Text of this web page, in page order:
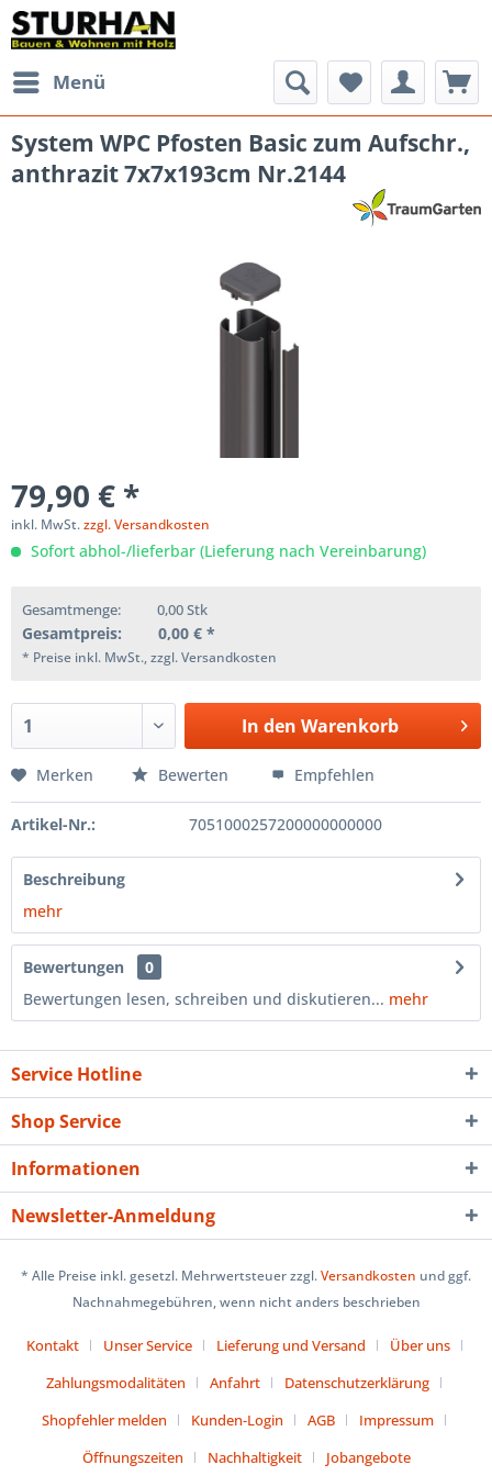
Menü
System WPC Pfosten Basic zum Aufschr.,
anthrazit 7x7x193cm Nr.2144
79,90 € *
inkl. MwSt.zzgl. Versandkosten
Sofort abhol-/lieferbar (Lieferung nach Vereinbarung)
Gesamtmenge: 0,00Stk
Gesamtpreis: 0,00 € *
* Preise inkl. MwSt., zzgl. Versandkosten
In den Warenkorb
Merken Bewerten Empfehlen
Artikel-Nr.: 7051000257200000000000
Beschreibung
mehr
Bewertungen
0
Bewertungen lesen, schreiben und diskutieren... mehr
Service Hotline
Shop Service
Informationen
Newsletter-Anmeldung
* Alle Preise inkl. gesetzl. Mehrwertsteuer zzgl.Versandkosten und ggf.
Nachnahmegebühren, wenn nicht anders beschrieben
Kontakt Unser Service Lieferung und Versand
Über uns
Zahlungsmodalitäten
Anfahrt
Datenschutzerklärung
Shopfehler melden
Kunden-Login AGB
Impressum
Öffnungszeiten
Nachhaltigkeit Jobangebote